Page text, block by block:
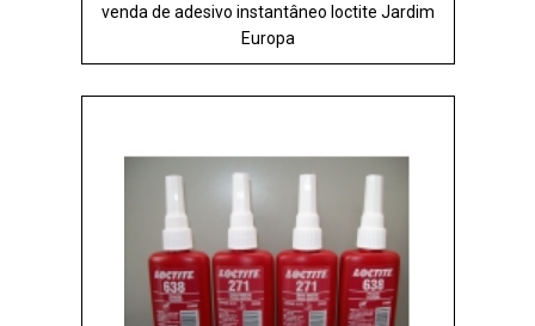
venda de adesivo instantâneo loctite Jardim
Europa